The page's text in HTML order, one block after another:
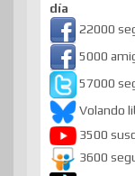
día
22000
5000
57000
Volando
3500
3600